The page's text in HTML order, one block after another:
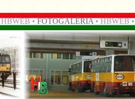
HBWEB •FOTOGALÉRIA• HBWEB